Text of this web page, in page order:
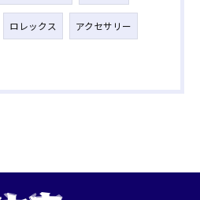
ロレックス アクセサリー